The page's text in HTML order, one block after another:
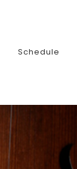
Schedule